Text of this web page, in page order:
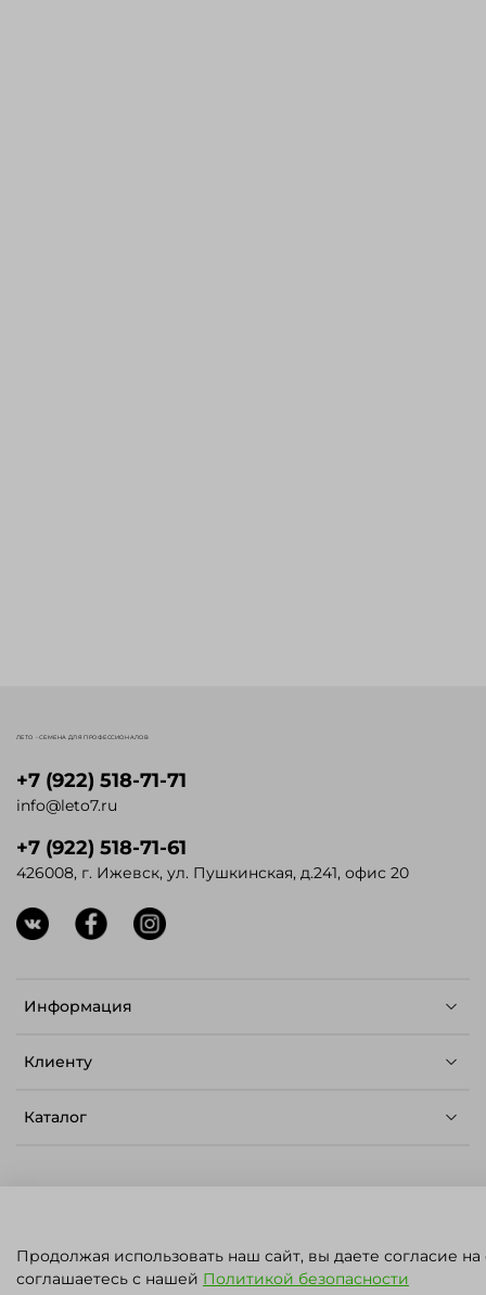
Информация
Клиенту
Каталог
+7 (922) 518-71-71
info@leto7.ru
+7 (922) 518-71-61
426008, г. Ижевск, ул. Пушкинская, д.241, офис 20
ЛЕТО - СЕМЕНА ДЛЯ ПРОФЕССИОНАЛОВ
2023.Карта сайта.Политика конфиденциальности
ПН - ПТ: 09:00 - 17:00
Продолжая использовать наш сайт, вы даете согласие
соглашаетесь с нашей Политикой безопасности